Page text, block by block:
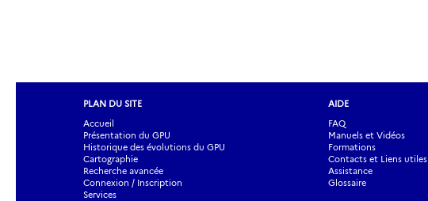
PLAN DU SITE
Accueil
Présentation du GPU
Historique des évolutions du GPU
Cartographie
Recherche avancée
Connexion / Inscription
Services
AIDE
FAQ
Manuels et Vidéos
Formations
Contacts et Liens utiles
Assistance
Glossaire